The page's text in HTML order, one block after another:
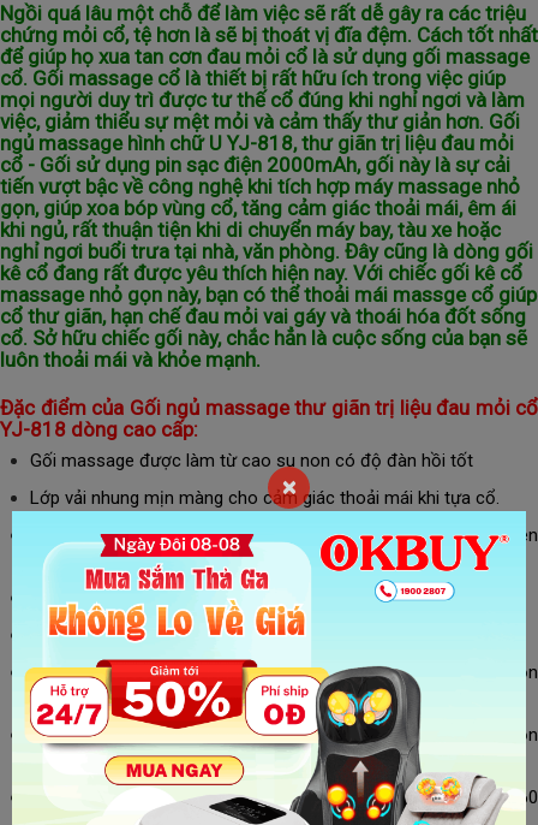
Ngồi quá lâu một chỗ để làm việc sẽ rất dễ gây ra các triệu
chứng mỏi cổ, tệ hơn là sẽ bị thoát vị đĩa đệm. Cách tốt nhất
để giúp họ xua tan cơn đau mỏi cổ là sử dụng gối massage
cổ. Gối massage cổ là thiết bị rất hữu ích trong việc giúp
mọi người duy trì được tư thế cổ đúng khi nghỉ ngơi và làm
việc, giảm thiểu sự mệt mỏi và cảm thấy thư giản hơn. Gối
ngủ massage hình chữ U YJ-818, thư giãn trị liệu đau mỏi
cổ - Gối sử dụng pin sạc điện 2000mAh, gối này là sự cải
tiến vượt bậc về công nghệ khi tích hợp máy massage nhỏ
gọn, giúp xoa bóp vùng cổ, tăng cảm giác thoải mái, êm ái
khi ngủ, rất thuận tiện khi di chuyển máy bay, tàu xe hoặc
nghỉ ngơi buổi trưa tại nhà, văn phòng. Đây cũng là dòng gối
kê cổ đang rất được yêu thích hiện nay. Với chiếc gối kê cổ
massage nhỏ gọn này, bạn có thể thoải mái massge cổ giúp
cổ thư giãn, hạn chế đau mỏi vai gáy và thoái hóa đốt sống
cổ. Sở hữu chiếc gối này, chắc hẳn là cuộc sống của bạn sẽ
luôn thoải mái và khỏe mạnh.
Đặc điểm của Gối ngủ massage thư giãn trị liệu đau mỏi cổ
YJ-818 dòng cao cấp:
Gối massage được làm từ cao su non có độ đàn hồi tốt
Lớp vải nhung mịn màng cho cảm giác thoải mái khi tựa cổ.
Thiết kế rãnh để nâng đỡ cổ, thoải mái nghiên trái và nghiên
phải.
Có khóa cải tiến giúp cố định gối trên cổ, tránh rới khi ngủ
Massage nhiệt hồng ngoại, với 3 chế độ đèn sáng tùy chỉnh
Kiểu dáng chữ U phù hợp với độ cong sinh lý của cổ, ôm trọn
phần cổ
Động cơ mạnh mẽ với công suất 7W, vận hành êm ái với độ ồn
Massage rung nhiều nấc và động cơ xoay 2 chiều linh hoạt 360
×